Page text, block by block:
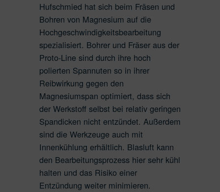
Hufschmied hat sich beim Fräsen und
Bohren von Magnesium auf die
Hochgeschwindigkeitsbearbeitung
spezialisiert. Bohrer und Fräser aus der
Proto-Line sind durch ihre hoch
polierten Spannuten so in ihrer
Reibwirkung gegen den
Magnesiumspan optimiert, dass sich
der Werkstoff selbst bei relativ geringen
Spandicken nicht entzündet. Außerdem
sind die Werkzeuge auch mit
Innenkühlung erhältlich. Blasluft kann
den Bearbeitungsprozess hier sehr kühl
halten und das Risiko einer
Entzündung weiter minimieren.